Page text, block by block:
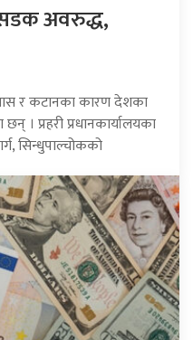
सडक अवरुद्ध,
भास र कटानका कारण देशका
। प्रहरी प्रधानकार्यालयका
सिन्धुपाल्चोकको